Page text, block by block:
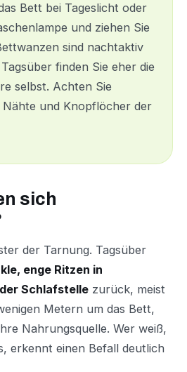
Bett bei Tageslicht oder
und ziehen Sie
sind nachtaktiv
finden Sie eher die
selbst. Achten Sie
Nähte und Knopflöcher der
sich
der Tarnung. Tagsüber
enge Ritzen in
Schlafstelle zurück, meist
Metern um das Bett,
Nahrungsquelle. Wer weiß,
erkennt einen Befall deutlich